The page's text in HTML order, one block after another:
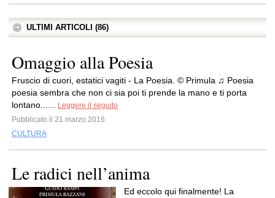
ULTIMI ARTICOLI (86)
Omaggio alla Poesia
Fruscio di cuori, estatici vagiti - La Poesia. © Primula ♫ Poesia
poesia sembra che non ci sia poi ti prende la mano e ti porta
lontano......
Leggere il seguito
Pubblicato il 21 marzo 2016
CULTURA
Le radici nell’anima
Ed eccolo qui finalmente! La